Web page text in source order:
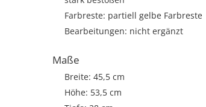
Farbreste: partiell gelbe Farbreste
Bearbeitungen: nicht ergänzt
Maße
Breite: 45,5 cm
Höhe: 53,5 cm